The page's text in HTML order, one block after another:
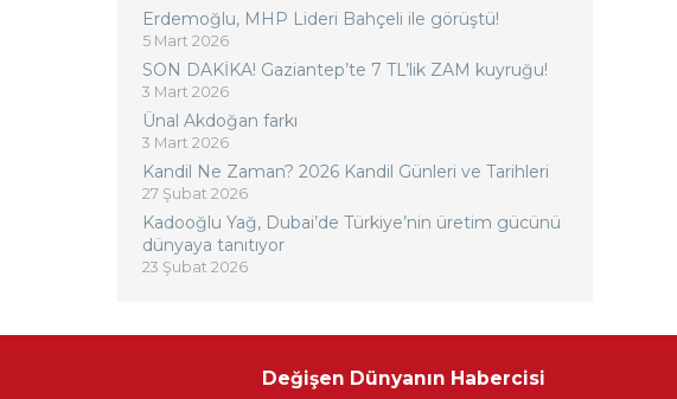
Erdemoğlu, MHP Lideri Bahçeli ile görüştü!
5 Mart 2026
SON DAKİKA! Gaziantep’te 7 TL’lik ZAM kuyruğu!
3 Mart 2026
Ünal Akdoğan farkı
3 Mart 2026
Kandil Ne Zaman? 2026 Kandil Günleri ve Tarihleri
27 Şubat 2026
Kadooğlu Yağ, Dubai’de Türkiye’nin üretim gücünü
dünyaya tanıtıyor
23 Şubat 2026
Değişen Dünyanın Habercisi